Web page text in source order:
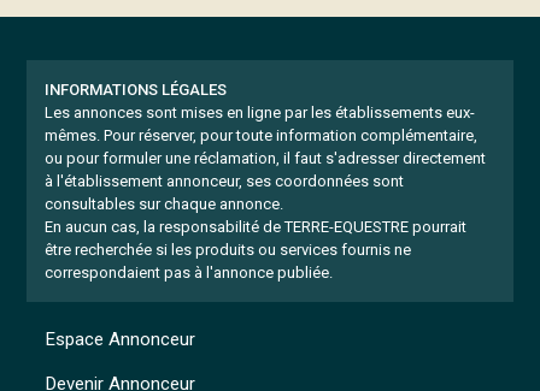
INFORMATIONS LÉGALES
Les annonces sont mises en ligne par les établissements eux-
mêmes. Pour réserver, pour toute information complémentaire,
ou pour formuler une réclamation, il faut s'adresser directement
à l'établissement annonceur, ses coordonnées sont
consultables sur chaque annonce.
En aucun cas, la responsabilité de TERRE-EQUESTRE pourrait
être recherchée si les produits ou services fournis ne
correspondaient pas à l'annonce publiée.
Espace Annonceur
Devenir Annonceur